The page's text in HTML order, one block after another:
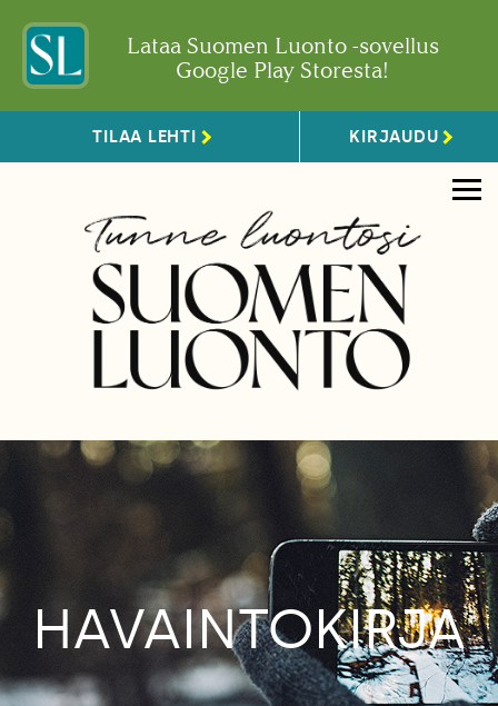
Lataa Suomen Luonto -sovellus
Google Play Storesta!
TILAA LEHTI KIRJAUDU
HAVAINTOKIRJA